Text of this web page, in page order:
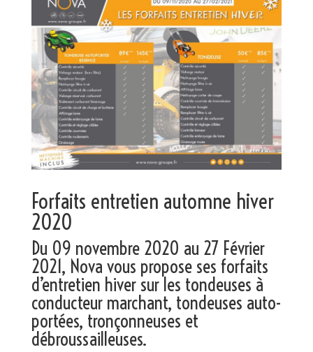
Forfaits entretien automne hiver
2020
Du 09 novembre 2020 au 27 Février
2021, Nova vous propose ses forfaits
d’entretien hiver sur les tondeuses à
conducteur marchant, tondeuses auto-
portées, tronçonneuses et
débroussailleuses.